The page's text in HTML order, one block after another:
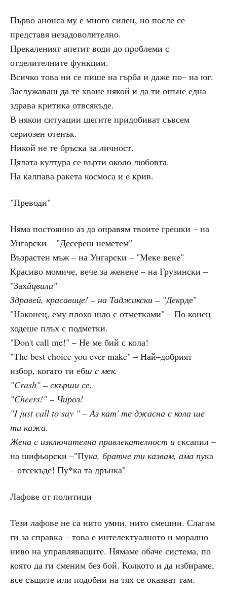
Първо анонса му е много силен, но после се
представя незадоволително.
Прекаленият апетит води до проблеми с
отделителните функции.
Всичко това ни се пише на гърба и даже по– на юг.
Заслужаваш да те хване някой и да ти опъне една
здрава критика отвсякъде.
В някои ситуации шегите придобиват съвсем
сериозен отенък.
Никой не те бръска за личност.
Цялата култура се върти около любовта.
На калпава ракета космоса и е крив.
"Преводи"
Няма постоянно аз да оправям твоите грешки – на
Унгарски – "Десереш неметем"
Възрастен мъж – на Унгарски – "Меке веке"
Красиво момиче, вече за женене – на Грузински –
"Захйцвили"
Здравей, красавице! – на Таджикски – "Декрде"
"Наконец, ему плохо шло с отметками" – По конец
ходеше плъх с подметки.
"Don't call me!" – Не ме бий с кола!
"The best choice you ever make" – Най–добрият
избор, когато ти ебш с мек.
"Crash" – скърши се.
"Cheers!" – Чироз!
"I just call to say " – Аз кат' те джасна с кола ше
ти кажа.
Жена с изключителна привлекателност и сксапил –
на шифьорски –"Пука, братче ти казвам, ама пука
– отсекъде! Пу*ка та дрънка"
Лафове от политици
Тези лафове не са нито умни, нито смешни. Слагам
ги за справка – това е интелектуалното и морално
ниво на управляващите. Нямаме обаче система, по
която да ги сменим без бой. Колкото и да избираме,
все същите или подобни на тях се оказват там.